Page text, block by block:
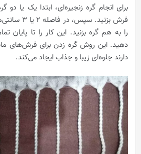
برای انجام گره زنجیره‌ای، ابتدا یک یا
فرش بزنید.
را به هم گره بزنید. این کار را تا پایان
دهید. این روش گره زدن برای فرش‌های
دارند جلوه‌ای زیبا و جذاب ایجاد می‌کند.